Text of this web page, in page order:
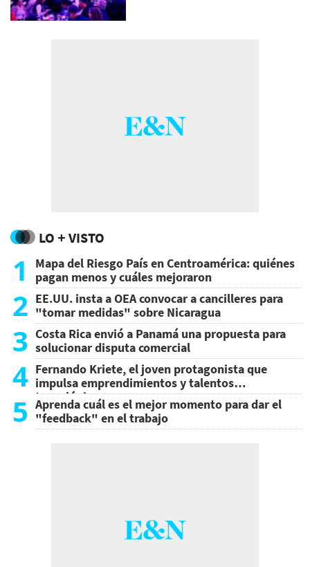
LO + VISTO
1
Mapa del Riesgo País en Centroamérica: quiénes
pagan menos y cuáles mejoraron
2 EE.UU. insta a OEA convocar a cancilleres para
"tomar medidas" sobre Nicaragua
3 Costa Rica envió a Panamá una propuesta para
solucionar disputa comercial
4 Fernando Kriete, el joven protagonista que
impulsa emprendimientos y talentos
tecnológicos
5 Aprenda cuál es el mejor momento para dar el
"feedback" en el trabajo